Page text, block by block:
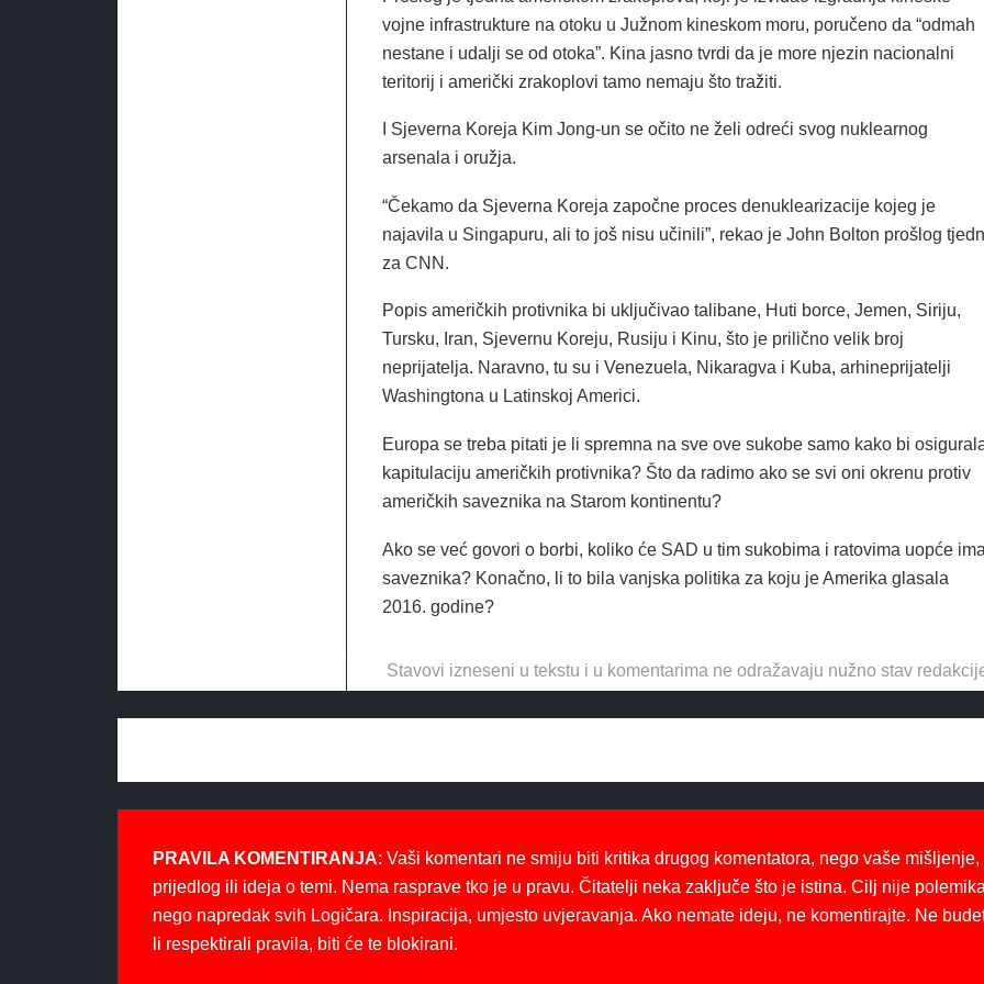
vojne infrastrukture na otoku u Južnom kineskom moru, poručeno da “odmah
nestane i udalji se od otoka”. Kina jasno tvrdi da je more njezin nacionalni
teritorij i američki zrakoplovi tamo nemaju što tražiti.
I Sjeverna Koreja Kim Jong-un se očito ne želi odreći svog nuklearnog
arsenala i oružja.
“Čekamo da Sjeverna Koreja započne proces denuklearizacije kojeg je
najavila u Singapuru, ali to još nisu učinili”, rekao je John Bolton prošlog
za CNN.
Popis američkih protivnika bi uključivao talibane, Huti borce, Jemen, Siriju,
Tursku, Iran, Sjevernu Koreju, Rusiju i Kinu, što je prilično velik broj
neprijatelja. Naravno, tu su i Venezuela, Nikaragva i Kuba, arhineprijatelji
Washingtona u Latinskoj Americi.
Europa se treba pitati je li spremna na sve ove sukobe samo kako bi
kapitulaciju američkih protivnika? Što da radimo ako se svi oni okrenu protiv
američkih saveznika na Starom kontinentu?
Ako se već govori o borbi, koliko će SAD u tim sukobima i ratovima uopće
saveznika? Konačno, li to bila vanjska politika za koju je Amerika glasala
2016. godine?
Stavovi izneseni u tekstu i u komentarima ne odražavaju nužno stav
PRAVILA KOMENTIRANJA: Vaši komentari ne smiju biti kritika drugog komentatora, nego vaše mišljenje,
prijedlog ili ideja o temi. Nema rasprave tko je u pravu. Čitatelji neka zaključe što je istina. Cilj nije
nego napredak svih Logičara. Inspiracija, umjesto uvjeravanja. Ako nemate ideju, ne komentirajte. Ne
li respektirali pravila, biti će te blokirani.